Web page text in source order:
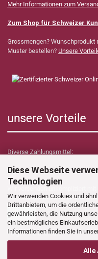
Diese Webseite
Technologien
Wir verwenden Cookies und
Drittanbietern, um die
gewährleisten, die Nutzung
ein bestmögliches
Informationen finden Sie in
Alle
Mehr Informationen zum
Zum Shop für Schweizer
Grossmengen? Wunschprodukt
Muster bestellen? Unsere
unsere Vorteile
Diverse Zahlungsmittel:
Wir versenden unkompliziert mit
Verzollungs- sowie Zollkosten
Folgen Sie uns auf: